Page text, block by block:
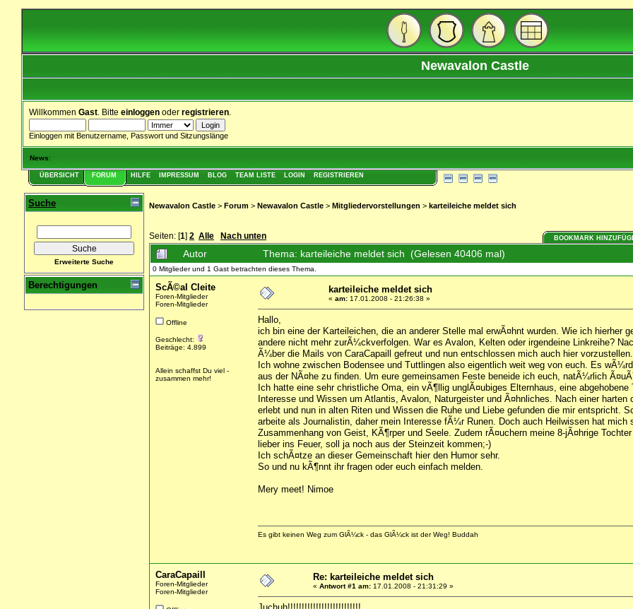
Newavalon Castle
Willkommen Gast . Bitte einloggen oder registrieren
Einloggen mit Benutzername, Passwort und Sitzungslänge
News:
ÜBERSICHT FORUM HILFE IMPRESSUM BLOG TEAM LISTE LOGIN REGISTRIEREN
Suche
Erweiterte Suche
Berechtigungen
Newavalon Castle > Forum > Newavalon Castle > Mitgliedervorstellungen > karteileiche meldet sich
Seiten: [1] 2 Alle Nach unten BOOKMARK
Autor Thema: karteileiche meldet sich (Gelesen 40406 mal)
0 Mitglieder und 1 Gast betrachten dieses Thema.
ScÃ©al Cleite
Foren-Mitglieder
Foren-Mitglieder
Offline
Geschlecht:
Beiträge: 4.899
Allein schaffst Du viel -
zusammen mehr!
karteileiche meldet sich
« am: 17.01.2008 - 21:26:38 »
Hallo,
ich bin eine der Karteileichen, die an anderer Stelle mal erwÃ¤hnt wurden. Wie ich hierher
andere nicht mehr zurÃ¼ckverfolgen. War es Avalon, Kelten oder irgendeine Linkreihe?
Ã¼ber die Mails von CaraCapaill gefreut und nun entschlossen mich auch hier vorzustellen.
Ich wohne zwischen Bodensee und Tuttlingen also eigentlich weit weg von euch. Es
aus der NÃ¤he zu finden. Um eure gemeinsamen Feste beneide ich euch, natÃ¼rlich
Ich hatte eine sehr christliche Oma, ein vÃ¶llig unglÃ¤ubiges Elternhaus, eine
Interesse und Wissen um Atlantis, Avalon, Naturgeister und Ã¤hnliches. Nach einer
erlebt und nun in alten Riten und Wissen die Ruhe und Liebe gefunden die mir entspricht.
arbeite als Journalistin, daher mein Interesse fÃ¼r Runen. Doch auch Heilwissen hat mich
Zusammenhang von Geist, KÃ¶rper und Seele. Zudem rÃ¤uchern meine 8-jÃ¤hrige
lieber ins Feuer, soll ja noch aus der Steinzeit kommen;-)
Ich schÃ¤tze an dieser Gemeinschaft hier den Humor sehr.
So und nu kÃ¶nnt ihr fragen oder euch einfach melden.
Mery meet! Nimoe
Es gibt keinen Weg zum GlÃ¼ck - das GlÃ¼ck ist der Weg! Buddah
CaraCapaill
Foren-Mitglieder
Foren-Mitglieder
Re: karteileiche meldet sich
« Antwort #1 am: 17.01.2008 - 21:31:29 »